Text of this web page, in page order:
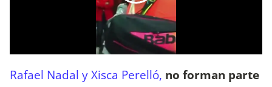
Rafael Nadal y Xisca Perelló, no forman parte